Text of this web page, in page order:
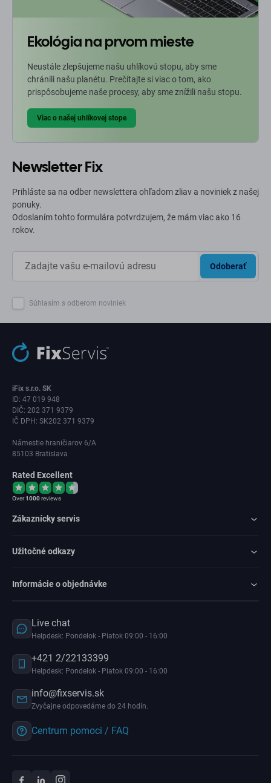
Ekológia na prvom mieste
Neustále zlepšujeme našu uhlíkovú stopu, aby sme
chránili našu planétu. Prečítajte si viac o tom, ako
prispôsobujeme naše procesy, aby sme znížili našu stopu.
Viac o našej uhlíkovej stope
Newsletter Fix
Prihláste sa na odber newslettera ohľadom zliav a noviniek z našej
ponuky.
Odoslaním tohto formulára potvrdzujem, že mám viac ako 16
rokov.
Odoberať
Súhlasím s odberom noviniek
iFix s.r.o. SK
ID: 47 019 948
DIČ: 202 371 9379
IČ DPH: SK202 371 9379
Námestie hraničiarov 6/A
85103 Bratislava
Rated Excellent
Over1000reviews
Zákaznícky servis
Užitočné odkazy
Informácie o objednávke
Live chat
Helpdesk: Pondelok - Piatok 09:00 - 16:00
+421 2/22133399
Helpdesk: Pondelok - Piatok 09:00 - 16:00
info@fixservis.sk
Zvyčajne odpovedáme do 24 hodín.
Centrum pomoci / FAQ